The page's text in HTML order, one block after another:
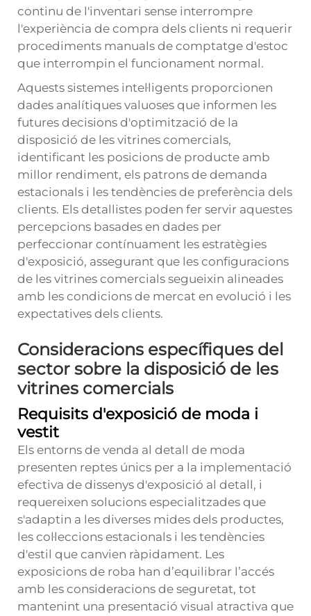
continu de l'inventari sense interrompre
l'experiència de compra dels clients ni requerir
procediments manuals de comptatge d'estoc
que interrompin el funcionament normal.
Aquests sistemes intel·ligents proporcionen
dades analítiques valuoses que informen les
futures decisions d'optimització de la
disposició de les vitrines comercials,
identificant les posicions de producte amb
millor rendiment, els patrons de demanda
estacionals i les tendències de preferència dels
clients. Els detallistes poden fer servir aquestes
percepcions basades en dades per
perfeccionar contínuament les estratègies
d'exposició, assegurant que les configuracions
de les vitrines comercials segueixin alineades
amb les condicions de mercat en evolució i les
expectatives dels clients.
Consideracions específiques del
sector sobre la disposició de les
vitrines comercials
Requisits d'exposició de moda i
vestit
Els entorns de venda al detall de moda
presenten reptes únics per a la implementació
efectiva de dissenys d'exposició al detall, i
requereixen solucions especialitzades que
s'adaptin a les diverses mides dels productes,
les col·leccions estacionals i les tendències
d'estil que canvien ràpidament. Les
exposicions de roba han d’equilibrar l’accés
amb les consideracions de seguretat, tot
mantenint una presentació visual atractiva que